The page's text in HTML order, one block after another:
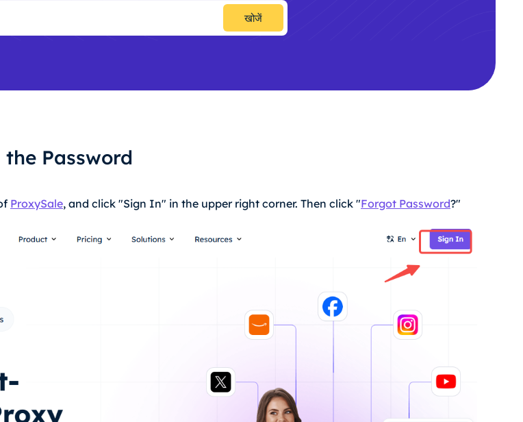
खोजें
Password
ProxySale, and click "Sign In" in the upper right corner. Then click "Forgot Password?"